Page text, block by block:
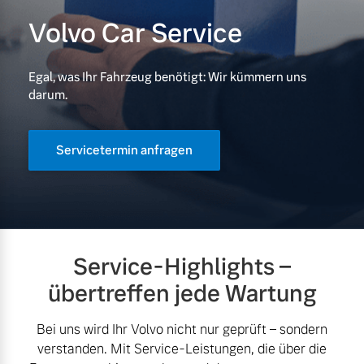
Mild-Hybrid
4 Modelle
Konnektivität
Angebot anfragen
Volvo Gebrauchtwagenbörse
Gebrauchtwagen
Volvo kauft Ihr Auto
Aktuelle Zubehörangebote
Service by Volvo
Sie erhalten bei uns eine
Vielzahl von Original
Kontakt und Anfahrt
Karriere
Unsere News & Events
Volvo Car Service
Egal, was Ihr Fahrzeug benötigt: Wir kümmern uns
darum.
Servicetermin anfragen
Service-Highlights –
übertreffen jede Wartung
Bei uns wird Ihr Volvo nicht nur geprüft – sondern
verstanden. Mit Service-Leistungen, die über die